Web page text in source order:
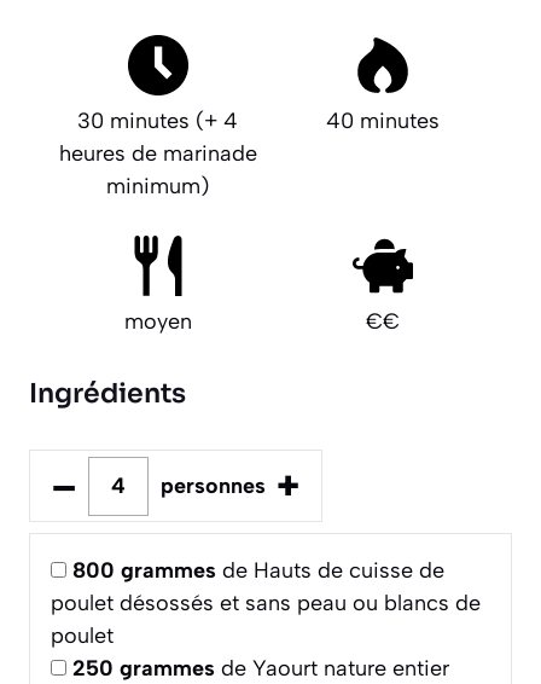
30 minutes (+ 4
heures de marinade
minimum)
40 minutes
moyen €€
Ingrédients
– personnes +
800 grammes de Hauts de cuisse de
poulet désossés et sans peau ou blancs de
poulet
250 grammes de Yaourt nature entier